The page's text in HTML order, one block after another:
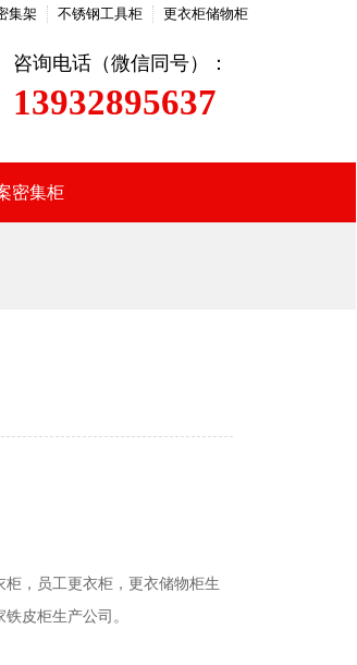
集架 不锈钢工具柜 更衣柜储物柜
咨询电话（微信同号）：
13932895637
密集柜
，员工更衣柜，更衣储物柜生
皮柜生产公司。